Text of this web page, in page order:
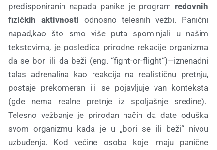
predisponiranih napada panike je program redovnih
fizičkih aktivnosti odnosno telesnih vežbi. Panični
napad,kao što smo više puta spominjali u našim
tekstovima, je posledica prirodne rekacije organizma
da se bori ili da beži (eng. “fight-or-flight“)—iznenadni
talas adrenalina kao reakcija na realističnu pretnju,
postaje prekomeran ili se pojavljuje van konteksta
(gde nema realne pretnje iz spoljašnje sredine).
Telesno vežbanje je prirodan način da date oduška
svom organizmu kada je u „bori se ili beži“ nivou
uzbuđenja. Kod većine osoba koje imaju panične